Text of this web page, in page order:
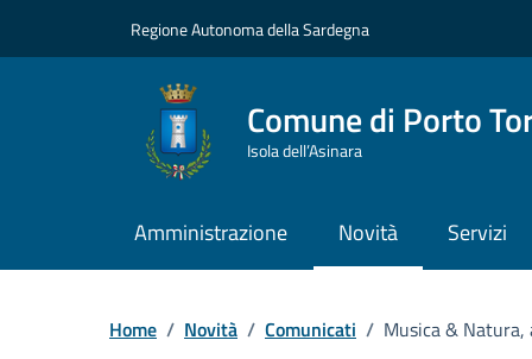
Regione Autonoma della Sardegna
Comune di Porto
Isola dell’Asinara
Amministrazione Novità Servizi
Home / Novità / Comunicati / Musica & Natura,